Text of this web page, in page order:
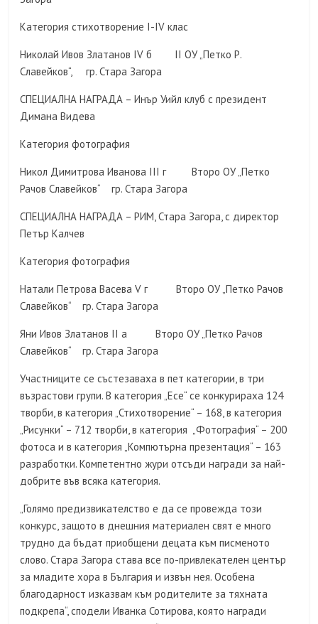
Категория стихотворение I-IV клас
Николай Ивов Златанов IV б II ОУ „Петко Р.
Славейков“, гр. Стара Загора
СПЕЦИАЛНА НАГРАДА – Инър Уийл клуб с президент
Димана Видева
Категория фотография
Никол Димитрова Иванова III г Второ ОУ „Петко
Рачов Славейков“ гр. Стара Загора
СПЕЦИАЛНА НАГРАДА – РИМ, Стара Загора, с директор
Петър Калчев
Категория фотография
Натали Петрова Васева V г Второ ОУ „Петко Рачов
Славейков“ гр. Стара Загора
Яни Ивов Златанов II а Второ ОУ „Петко Рачов
Славейков“ гр. Стара Загора
Участниците се състезаваха в пет категории, в три
възрастови групи. В категория „Есе“ се конкурираха 124
творби, в категория „Стихотворение“ – 168, в категория
„Рисунки“ – 712 творби, в категория „Фотография“ – 200
фотоса и в категория „Компютърна презентация“ – 163
разработки. Компетентно жури отсъди награди за най-
добрите във всяка категория.
„Голямо предизвикателство е да се провежда този
конкурс, защото в днешния материален свят е много
трудно да бъдат приобщени децата към писменото
слово. Стара Загора става все по-привлекателен център
за младите хора в България и извън нея. Особена
благодарност изказвам към родителите за тяхната
подкрепа“, сподели Иванка Сотирова, която награди